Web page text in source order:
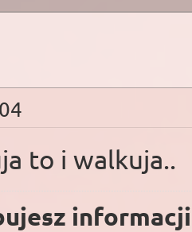
to i walkuja..